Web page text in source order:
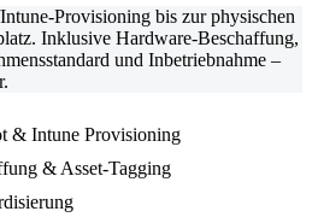
Provisioning bis zur physischen
Inklusive Hardware-Beschaffung,
und Inbetriebnahme –
& Intune Provisioning
& Asset-Tagging